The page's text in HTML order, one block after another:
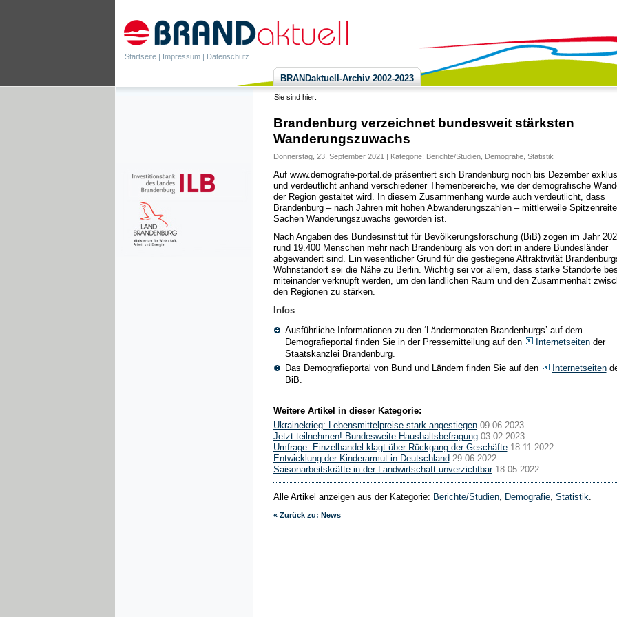
Startseite | Impressum | Datenschutz
BRANDaktuell-Archiv 2002-2023
Sie sind hier:
Brandenburg verzeichnet bundesweit stärksten
Wanderungszuwachs
Donnerstag, 23. September 2021 | Kategorie: Berichte/Studien, Demografie, Statistik
Auf www.demografie-portal.de präsentiert sich Brandenburg noch bis Dezember
und verdeutlicht anhand verschiedener Themenbereiche, wie der demografische
der Region gestaltet wird. In diesem Zusammenhang wurde auch verdeutlicht, dass
Brandenburg – nach Jahren mit hohen Abwanderungszahlen – mittlerweile
Sachen Wanderungszuwachs geworden ist.
Nach Angaben des Bundesinstitut für Bevölkerungsforschung (BiB) zogen im Jahr
rund 19.400 Menschen mehr nach Brandenburg als von dort in andere Bundesländer
abgewandert sind. Ein wesentlicher Grund für die gestiegene Attraktivität
Wohnstandort sei die Nähe zu Berlin. Wichtig sei vor allem, dass starke Standorte
miteinander verknüpft werden, um den ländlichen Raum und den Zusammenhalt
den Regionen zu stärken.
Infos
Ausführliche Informationen zu den ‘Ländermonaten Brandenburgs’ auf dem
Demografieportal finden Sie in der Pressemitteilung auf den
Internetseitender
Staatskanzlei Brandenburg.
Das Demografieportal von Bund und Ländern finden Sie auf den
Internetseiten
BiB.
Weitere Artikel in dieser Kategorie:
Ukrainekrieg: Lebensmittelpreise stark angestiegen 09.06.2023
Jetzt teilnehmen! Bundesweite Haushaltsbefragung 03.02.2023
Umfrage: Einzelhandel klagt über Rückgang der Geschäfte 18.11.2022
Entwicklung der Kinderarmut in Deutschland 29.06.2022
Saisonarbeitskräfte in der Landwirtschaft unverzichtbar 18.05.2022
Alle Artikel anzeigen aus der Kategorie: Berichte/Studien, Demografie, Statistik.
« Zurück zu: News